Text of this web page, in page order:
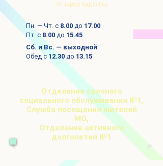
РЕЖИМ РАБОТЫ
Пн. — Чт. с 8.00 до 17.00
Пт. с8.00 до 15.45
Сб. и Вс. — выходной
Обед с 12.30 до 13.15
Отделение срочного
социального обслуживания №1,
Служба посещения жителей
МО,
Отделение активного
долголетия №1